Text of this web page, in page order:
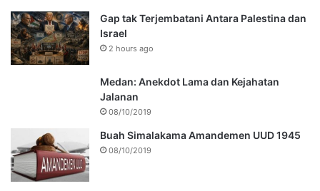
Gap tak Terjembatani Antara Palestina dan
Israel
2 hours ago
Medan: Anekdot Lama dan Kejahatan
Jalanan
08/10/2019
Buah Simalakama Amandemen UUD 1945
08/10/2019